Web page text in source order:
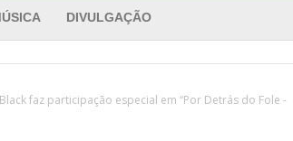
DIVULGAÇÃO
faz participação especial em “Por Detrás do Fole -